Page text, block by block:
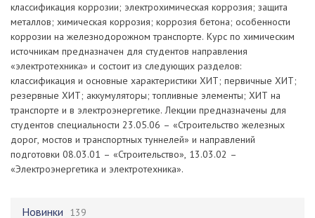
Новинки 139
классификация коррозии; электрохимическая коррозия; защита
металлов; химическая коррозия; коррозия бетона; особенности
коррозии на железнодорожном транспорте. Курс по химическим
источникам предназначен для студентов направления
«электротехника» и состоит из следующих разделов:
классификация и основные характеристики ХИТ; первичные ХИТ;
резервные ХИТ; аккумуляторы; топливные элементы; ХИТ на
транспорте и в электроэнергетике. Лекции предназначены для
студентов специальности 23.05.06 – «Строительство железных
дорог, мостов и транспортных туннелей» и направлений
подготовки 08.03.01 – «Строительство», 13.03.02 –
«Электроэнергетика и электротехника».